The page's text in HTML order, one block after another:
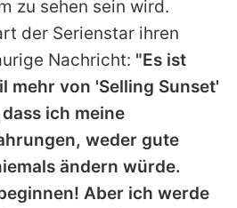
zu sehen sein wird.
der Serienstar ihren
Nachricht: "Es ist
mehr von 'Selling Sunset'
ich meine
weder gute
ändern würde.
Aber ich werde